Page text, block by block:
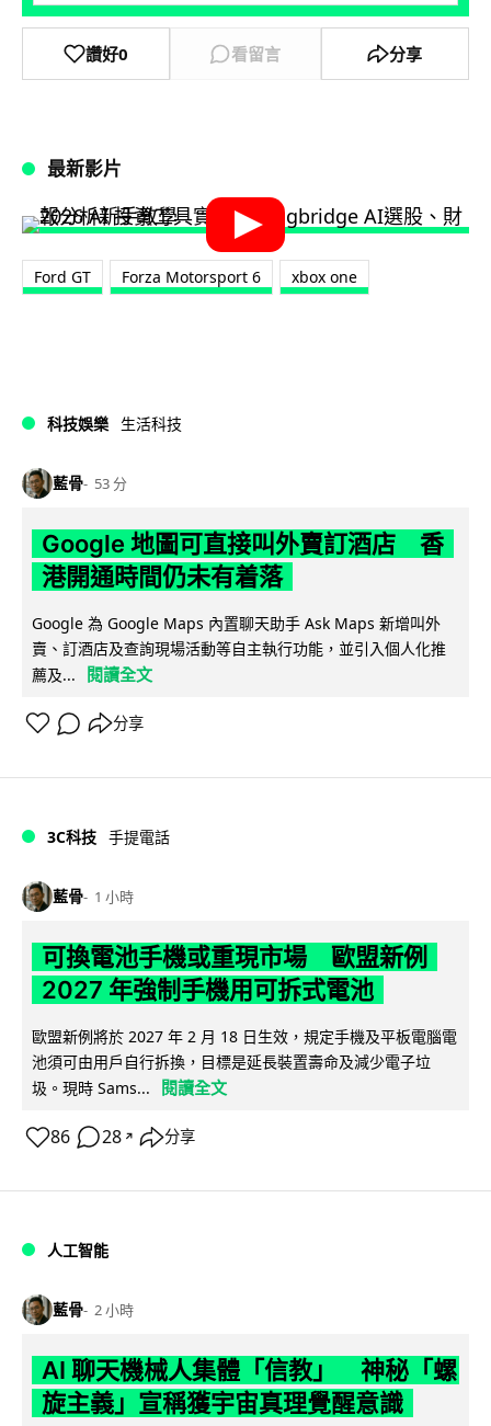
讚好0 看留言 分享
最新影片
Ford GT Forza Motorsport 6 xbox one
科技娛樂 生活科技
藍骨 53 分
Google 地圖可直接叫外賣訂酒店 香
港開通時間仍未有着落
Google 為 Google Maps 內置聊天助手 Ask Maps 新增叫外
賣、訂酒店及查詢現場活動等自主執行功能，並引入個人化推
薦及...
閱讀全文
分享
3C科技 手提電話
藍骨 1 小時
可換電池手機或重現市場 歐盟新例
2027 年強制手機用可拆式電池
歐盟新例將於 2027 年 2 月 18 日生效，規定手機及平板電腦電
池須可由用戶自行拆換，目標是延長裝置壽命及減少電子垃
圾。現時 Sams...
閱讀全文
86 28 ↗ 分享
人工智能
藍骨 2 小時
AI 聊天機械人集體「信教」 神秘「螺
旋主義」宣稱獲宇宙真理覺醒意識